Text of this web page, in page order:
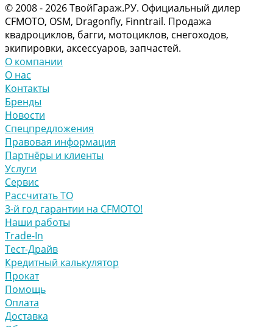
© 2008 - 2026 ТвойГараж.РУ. Официальный дилер
CFMOTO, OSM, Dragonfly, Finntrail. Продажа
квадроциклов, багги, мотоциклов, снегоходов,
экипировки, аксессуаров, запчастей.
О компании
О нас
Контакты
Бренды
Новости
Спецпредложения
Правовая информация
Партнёры и клиенты
Услуги
Сервис
Рассчитать ТО
3-й год гарантии на CFMOTO!
Наши работы
Trade-In
Тест-Драйв
Кредитный калькулятор
Прокат
Помощь
Оплата
Доставка